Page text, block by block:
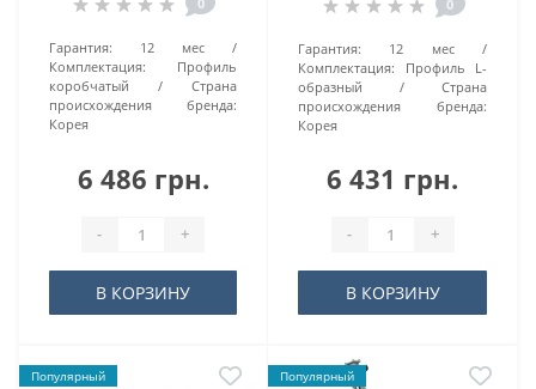
Гарантия:
12 мес
Комплектация:
Профиль
коробчатый
Страна
происхождения бренда:
Корея
6 486 грн.
- +
В КОРЗИНУ
0
Гарантия:
12 мес
Комплектация:
Профиль L-
образный
Страна
происхождения бренда:
Корея
6 431 грн.
- +
В КОРЗИНУ
Популярный Популярный